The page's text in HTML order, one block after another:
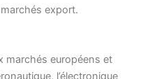
export.
marchés européens et
l’électronique